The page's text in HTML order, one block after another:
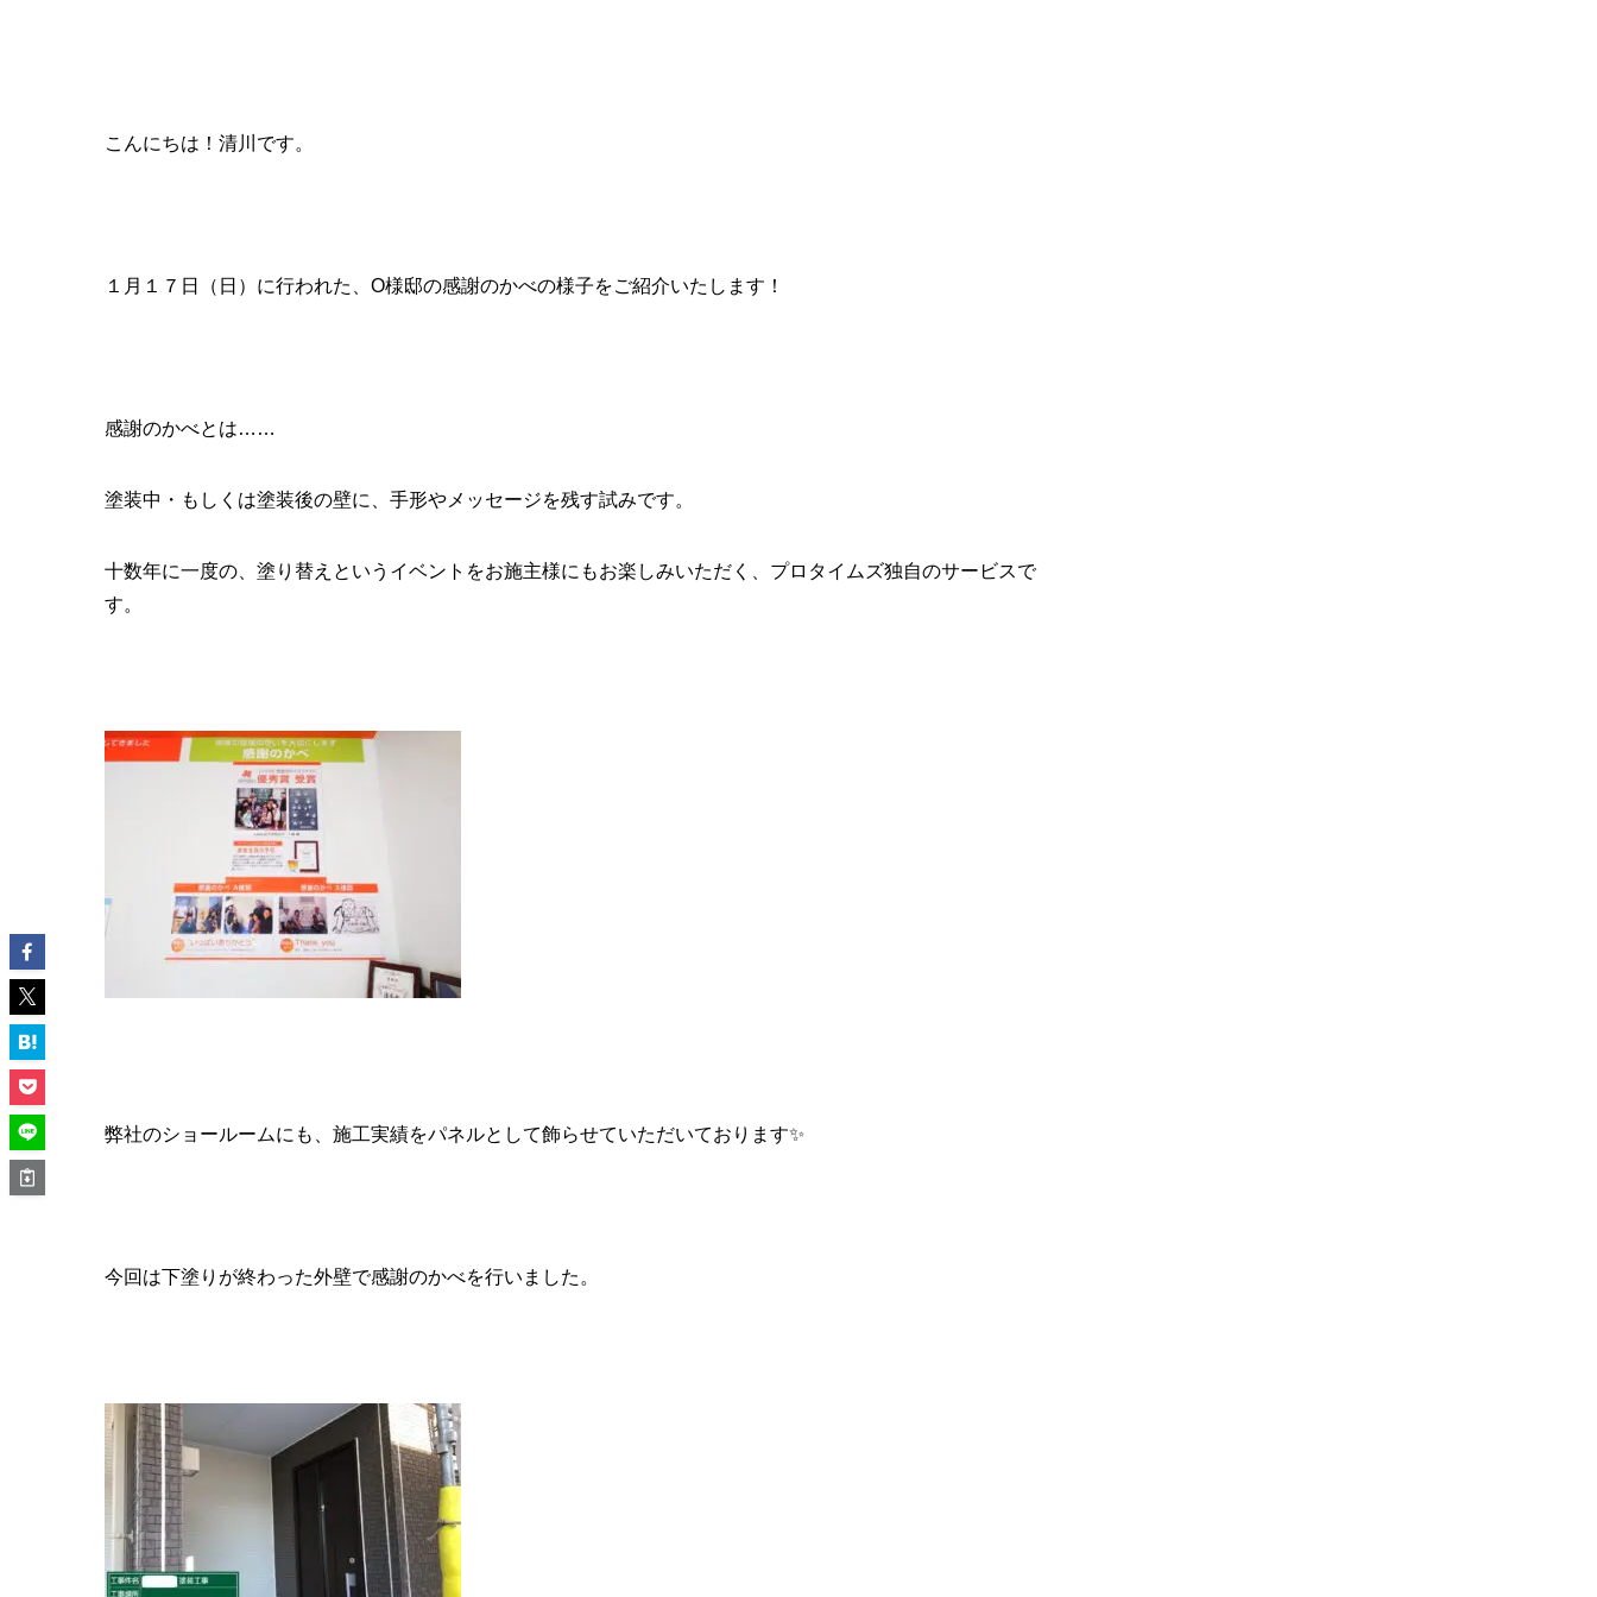
こんにちは！清川です。
１月１７日（日）に行われた、O様邸の感謝のかべの様子をご紹介いたします！
感謝のかべとは……
塗装中・もしくは塗装後の壁に、手形やメッセージを残す試みです。
十数年に一度の、塗り替えというイベントをお施主様にもお楽しみいただく、プロタイムズ独自のサービスで
す。
弊社のショールームにも、施工実績をパネルとして飾らせていただいております✨
今回は下塗りが終わった外壁で感謝のかべを行いました。